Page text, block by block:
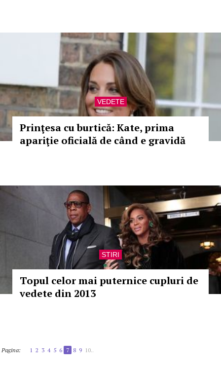
VEDETE
Prinţesa cu burtică: Kate, prima
apariţie oficială de când e gravidă
STIRI
Topul celor mai puternice cupluri de
vedete din 2013
Pagina: 1 2 3 4 5 6 7 8 9 10..